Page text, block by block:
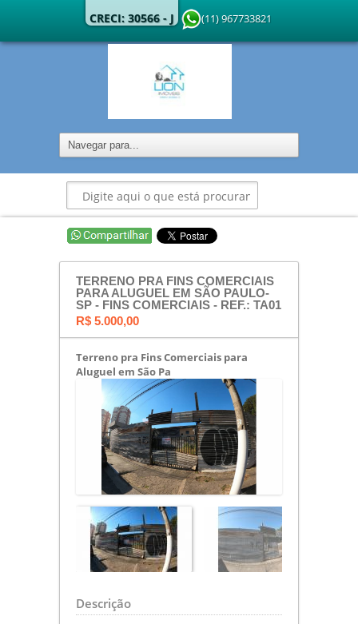
CRECI: 30566 - J (11) 967733821
TERRENO PRA FINS COMERCIAIS
PARA ALUGUEL EM SÃO PAULO-
SP - FINS COMERCIAIS - REF.: TA01
R$ 5.000,00
Terreno pra Fins Comerciais para
Aluguel em São Pa
Descrição